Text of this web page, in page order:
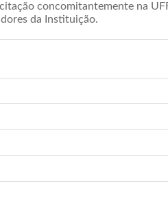
concomitantemente na
da Instituição.